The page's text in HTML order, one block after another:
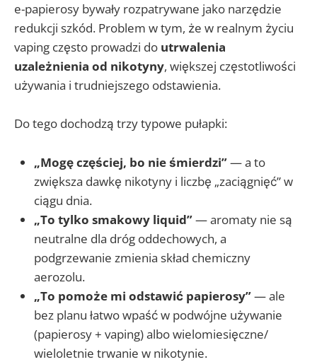
e-papierosy bywały rozpatrywane jako narzędzie
redukcji szkód. Problem w tym, że w realnym życiu
vaping często prowadzi do utrwalenia
uzależnienia od nikotyny, większej częstotliwości
używania i trudniejszego odstawienia.
Do tego dochodzą trzy typowe pułapki:
„Mogę częściej, bo nie śmierdzi”— a to
zwiększa dawkę nikotyny i liczbę „zaciągnięć” w
ciągu dnia.
„To tylko smakowy liquid”— aromaty nie są
neutralne dla dróg oddechowych, a
podgrzewanie zmienia skład chemiczny
aerozolu.
„To pomoże mi odstawić papierosy”— ale
bez planu łatwo wpaść w podwójne używanie
(papierosy + vaping) albo wielomiesięczne/
wieloletnie trwanie w nikotynie.